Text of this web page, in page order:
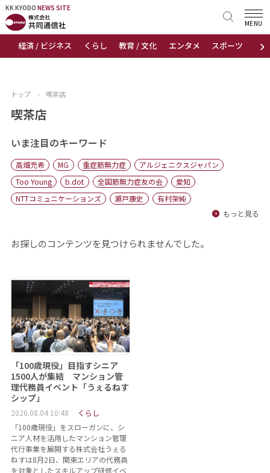
KK KYODO NEWS SITE
›
経済 / ビジネス くらし 教育 / 文化 エンタメ スポーツ 地域
MENU
KK KYODONEWS SITE
トップページ
ニュース
おすすめコンテンツ
出版物
会社概要
トップ › 喫茶店
喫茶店
いま注目のキーワード
高畑充希 MG 重症筋無力症
アルジェニクスジャパン
Too Young
b.dot 全国筋無力症友の会
愛知
NTTコミュニケーションズ
瀬戸康史
有村架純
もっと見る
お探しのコンテンツを見つけられませんでした。
「100歳現役」目指すシニア
1500人が集結 マンション管
理代務員イベント「うぇるねす
シップ」
2026.08.04 10:48
くらし
「100歳現役」をスローガンに、シ
ニア人材を活用したマンション管理
代行事業を展開する株式会社うぇる
ねすは8月2日、関東エリアの代務員
を対象としたスキルアップ研修イベ